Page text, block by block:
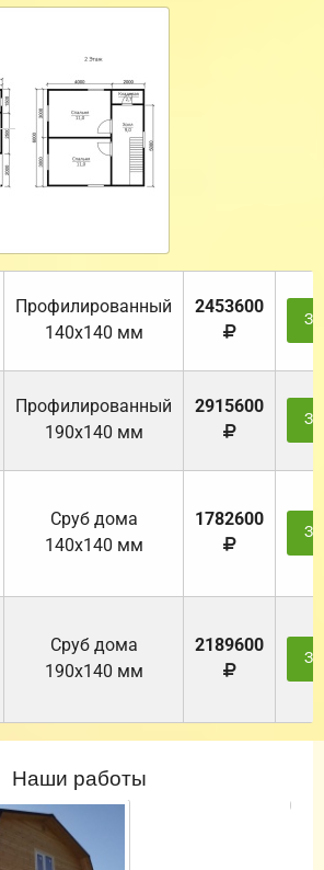
Профилированный
140х140 мм
2453600
Профилированный
190х140 мм
2915600
Cруб дома
140х140 мм
1782600
Cруб дома
190х140 мм
2189600
Наши работы